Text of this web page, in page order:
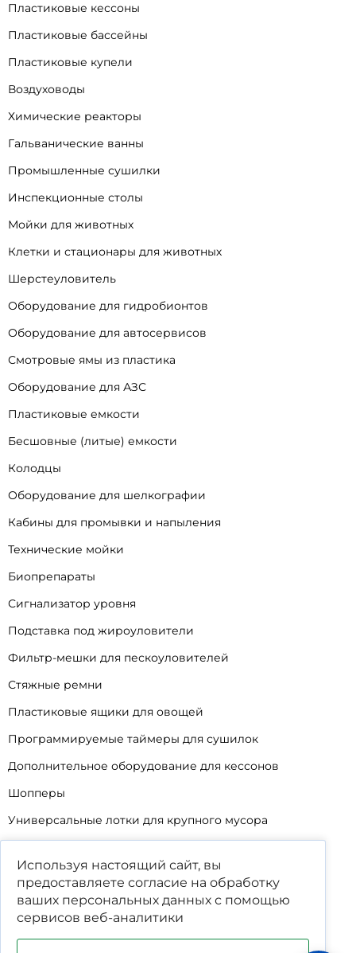
Пластиковые кессоны
Пластиковые бассейны
Пластиковые купели
Воздуховоды
Химические реакторы
Гальванические ванны
Промышленные сушилки
Инспекционные столы
Мойки для животных
Клетки и стационары для животных
Шерстеуловитель
Оборудование для гидробионтов
Оборудование для автосервисов
Смотровые ямы из пластика
Оборудование для АЗС
Пластиковые емкости
Бесшовные (литые) емкости
Колодцы
Оборудование для шелкографии
Кабины для промывки и напыления
Технические мойки
Биопрепараты
Сигнализатор уровня
Подставка под жироуловители
Фильтр-мешки для пескоуловителей
Стяжные ремни
Пластиковые ящики для овощей
Программируемые таймеры для сушилок
Дополнительное оборудование для кессонов
Шопперы
Универсальные лотки для крупного мусора
Уцененные товары
Используя настоящий сайт, вы
предоставляете согласие на обработку
ваших персональных данных с помощью
сервисов веб-аналитики